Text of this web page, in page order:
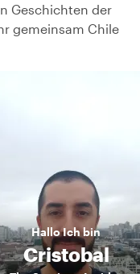
Geschichten der
gemeinsam Chile
HalloIch bin
Cristobal